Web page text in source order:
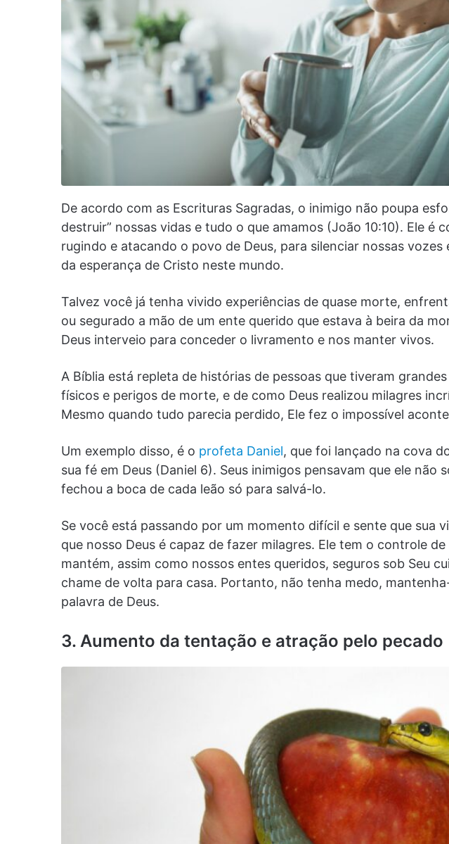
De acordo com as Escrituras Sagradas, o inimigo não poupa
destruir” nossas vidas e tudo o que amamos (João 10:10). Ele é
rugindo e atacando o povo de Deus, para silenciar nossas vozes
da esperança de Cristo neste mundo.
Talvez você já tenha vivido experiências de quase morte,
ou segurado a mão de um ente querido que estava à beira da
Deus interveio para conceder o livramento e nos manter vivos.
A Bíblia está repleta de histórias de pessoas que tiveram
físicos e perigos de morte, e de como Deus realizou milagres
Mesmo quando tudo parecia perdido, Ele fez o impossível
Um exemplo disso, é o profeta Daniel, que foi lançado na cova
sua fé em Deus (Daniel 6). Seus inimigos pensavam que ele não
fechou a boca de cada leão só para salvá-lo.
Se você está passando por um momento difícil e sente que sua
que nosso Deus é capaz de fazer milagres. Ele tem o controle
mantém, assim como nossos entes queridos, seguros sob Seu
chame de volta para casa. Portanto, não tenha medo,
palavra de Deus.
3. Aumento da tentação e atração pelo pecado